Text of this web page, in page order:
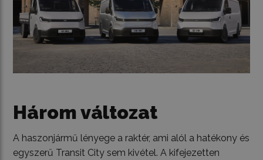
Három változat
A haszonjármű lényege a raktér, ami alól a hatékony és
egyszerű Transit City sem kivétel. A kifejezetten